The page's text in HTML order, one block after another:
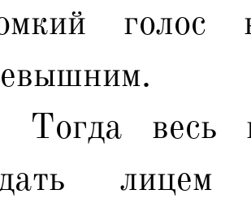
голос
Тогда весь